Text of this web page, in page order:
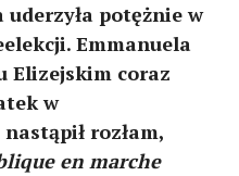
potężnie w
Emmanuela
Elizejskim coraz
w
rozłam,
en marche